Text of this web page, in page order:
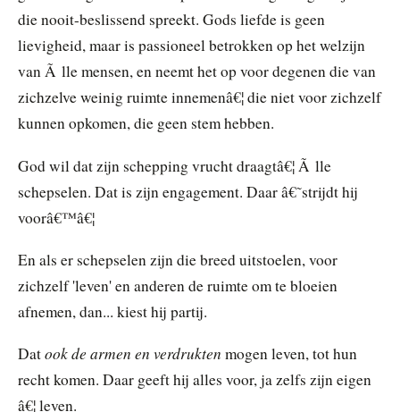
die nooit-beslissend spreekt. Gods liefde is geen
lievigheid, maar is passioneel betrokken op het welzijn
van Ã lle mensen, en neemt het op voor degenen die van
zichzelve weinig ruimte innemenâ€¦ die niet voor zichzelf
kunnen opkomen, die geen stem hebben.
God wil dat zijn schepping vrucht draagtâ€¦ Ã lle
schepselen. Dat is zijn engagement. Daar â€˜strijdt hij
voorâ€™â€¦
En als er schepselen zijn die breed uitstoelen, voor
zichzelf 'leven' en anderen de ruimte om te bloeien
afnemen, dan... kiest hij partij.
Datook de armen en verdrukten mogen leven, tot hun
recht komen. Daar geeft hij alles voor, ja zelfs zijn eigen
â€¦ leven.